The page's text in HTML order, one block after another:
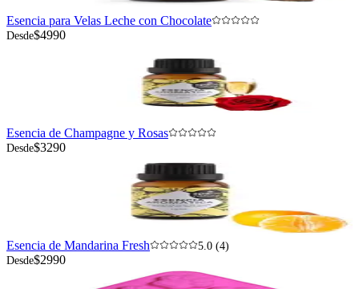
Esencia para Velas Leche con Chocolate
Desde$4990
Esencia de Champagne y Rosas
Desde$3290
Esencia de Mandarina Fresh
5.0 (4)
Desde$2990